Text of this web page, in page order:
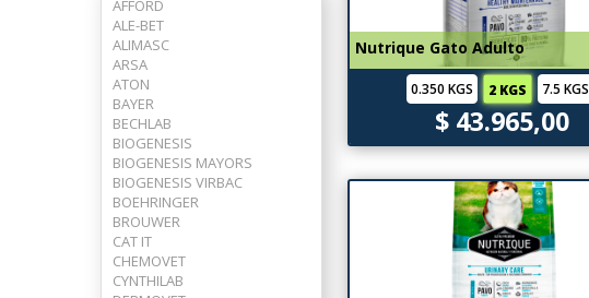
AFFORD
ALE-BET
ALIMASC
ARSA
ATON
BAYER
BECHLAB
BIOGENESIS
BIOGENESIS MAYORS
BIOGENESIS VIRBAC
BOEHRINGER
BROUWER
CAT IT
CHEMOVET
CYNTHILAB
Nutrique Gato Adulto
0.350 KGS 2 KGS 7.5 KGS
$ 43.965,00